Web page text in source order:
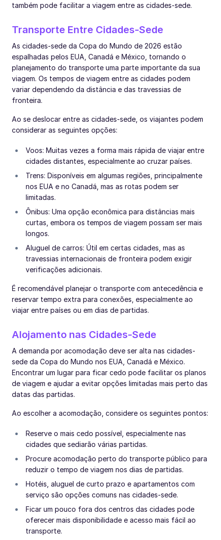
também pode facilitar a viagem entre as cidades-sede.
Transporte Entre Cidades-Sede
As cidades-sede da Copa do Mundo de 2026 estão
espalhadas pelos EUA, Canadá e México, tornando o
planejamento do transporte uma parte importante da sua
viagem. Os tempos de viagem entre as cidades podem
variar dependendo da distância e das travessias de
fronteira.
Ao se deslocar entre as cidades-sede, os viajantes podem
considerar as seguintes opções:
Voos: Muitas vezes a forma mais rápida de viajar entre
cidades distantes, especialmente ao cruzar países.
Trens: Disponíveis em algumas regiões, principalmente
nos EUA e no Canadá, mas as rotas podem ser
limitadas.
Ônibus: Uma opção econômica para distâncias mais
curtas, embora os tempos de viagem possam ser mais
longos.
Aluguel de carros: Útil em certas cidades, mas as
travessias internacionais de fronteira podem exigir
verificações adicionais.
É recomendável planejar o transporte com antecedência e
reservar tempo extra para conexões, especialmente ao
viajar entre países ou em dias de partidas.
Alojamento nas Cidades-Sede
A demanda por acomodação deve ser alta nas cidades-
sede da Copa do Mundo nos EUA, Canadá e México.
Encontrar um lugar para ficar cedo pode facilitar os planos
de viagem e ajudar a evitar opções limitadas mais perto das
datas das partidas.
Ao escolher a acomodação, considere os seguintes pontos:
Reserve o mais cedo possível, especialmente nas
cidades que sediarão várias partidas.
Procure acomodação perto do transporte público para
reduzir o tempo de viagem nos dias de partidas.
Hotéis, aluguel de curto prazo e apartamentos com
serviço são opções comuns nas cidades-sede.
Ficar um pouco fora dos centros das cidades pode
oferecer mais disponibilidade e acesso mais fácil ao
transporte.